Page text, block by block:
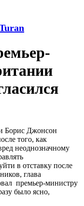
Борис Джонсон
того, как
неоднозначному
в отставку после
глава
премьер-министру
было ясно,